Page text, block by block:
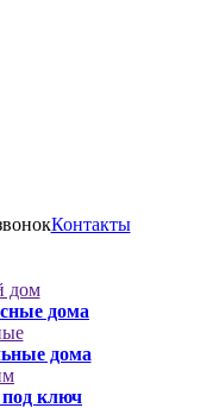
Контакты
дом
дома
дома
ключ